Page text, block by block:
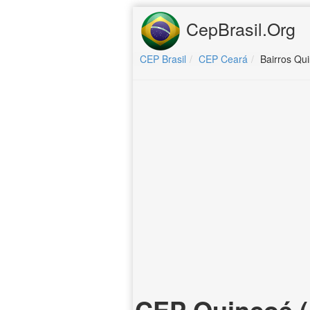
CepBrasil.Org
CEP Brasil CEP Ceará Bairros